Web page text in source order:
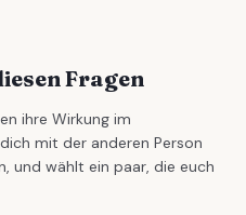
Fragen
ihre Wirkung im
mit der anderen Person
und wählt ein paar, die euch